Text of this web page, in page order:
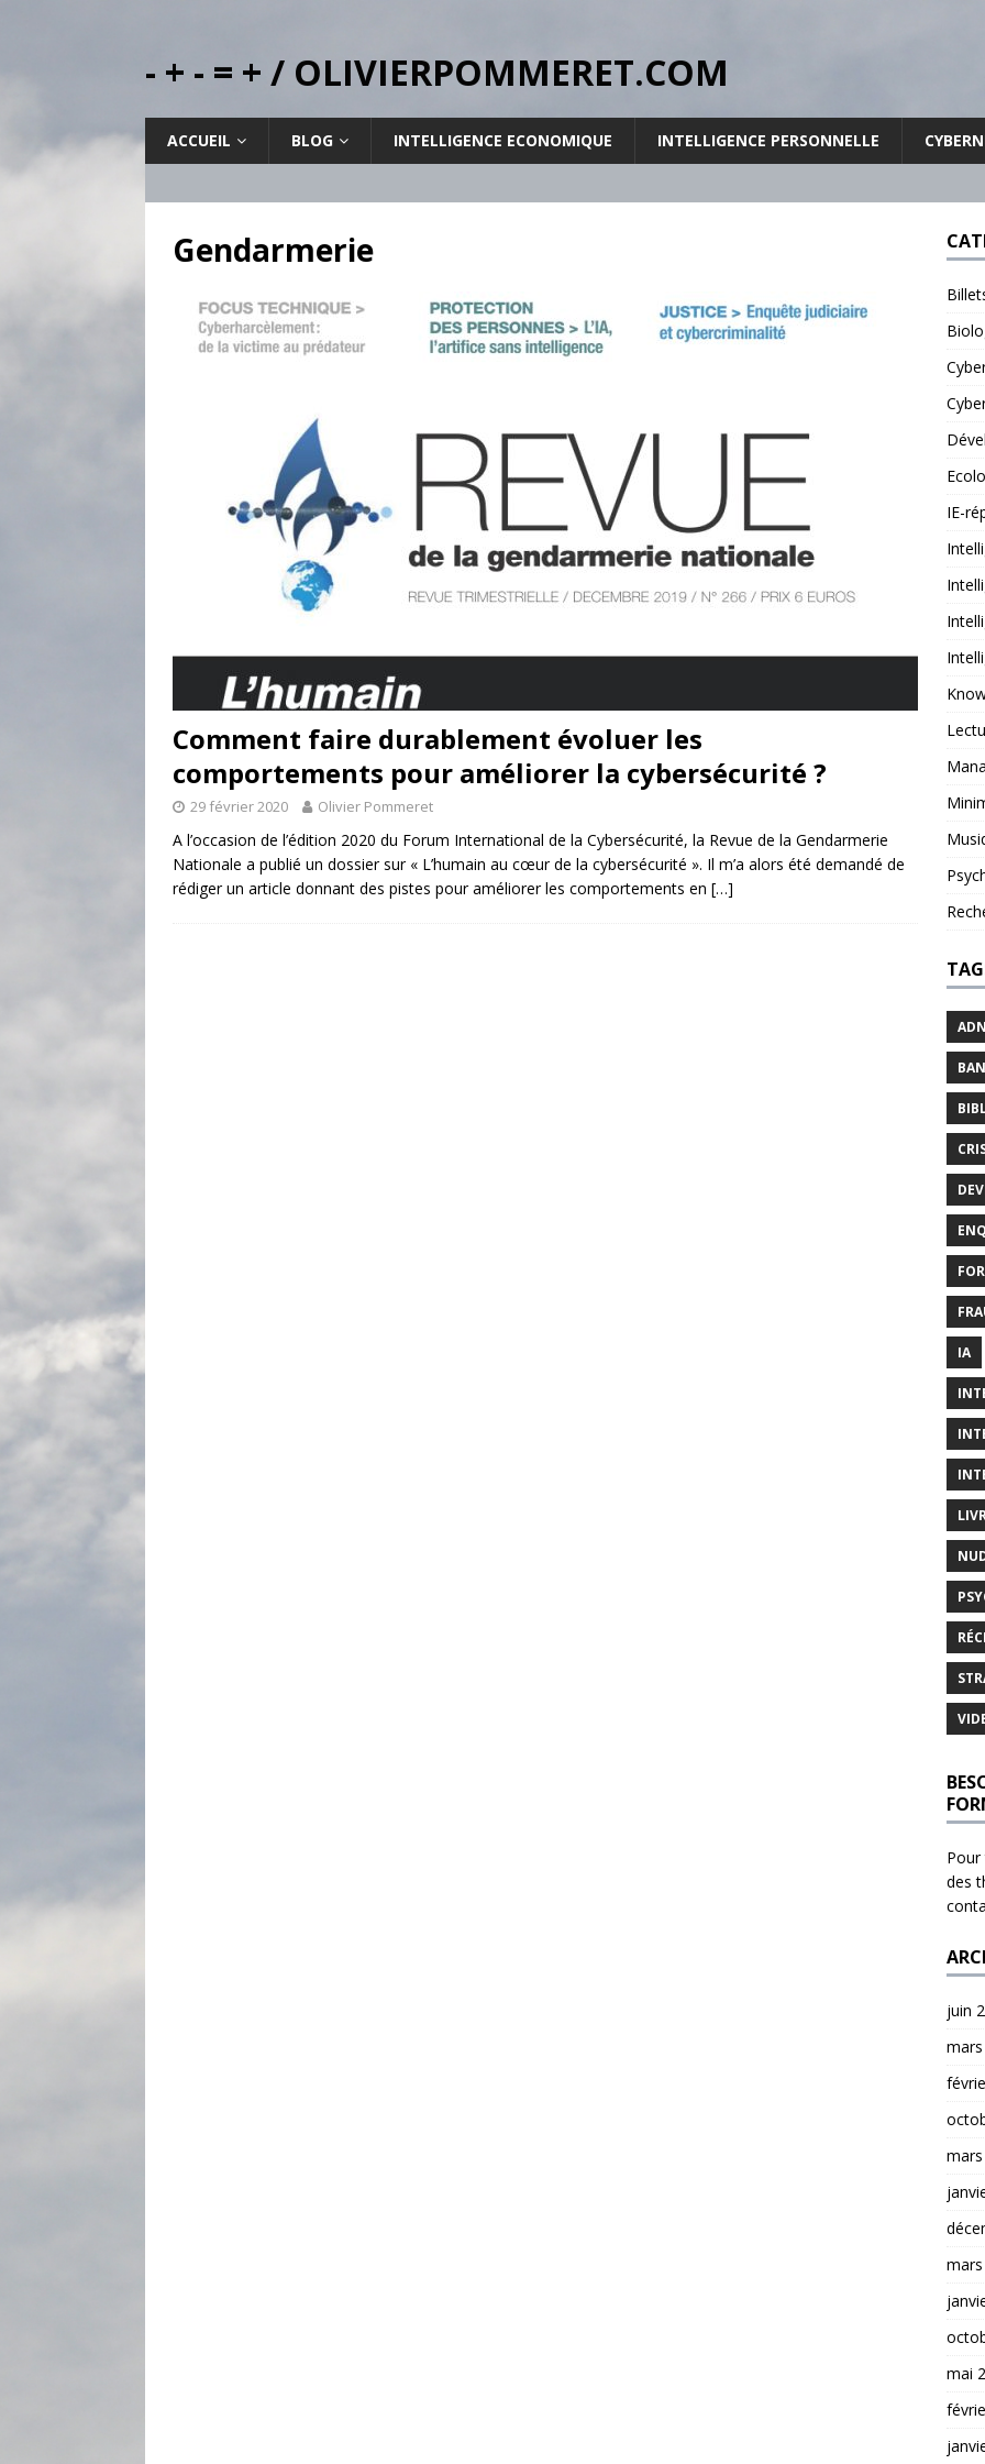
- + - = + / OLIVIERPOMMERET.COM
ACCUEIL BLOG INTELLIGENCE ECONOMIQUE INTELLIGENCE PERSONNELLE
Gendarmerie
Comment faire durablement évoluer les
comportements pour améliorer la cybersécurité ?
29 février 2020 Olivier Pommeret
A l’occasion de l’édition 2020 du Forum International de la Cybersécurité, la Revue de la Gendarmerie
Nationale a publié un dossier sur « L’humain au cœur de la cybersécurité ». Il m’a alors été demandé de
rédiger un article donnant des pistes pour améliorer les comportements en […]
IE-
ADN
IA
des
juin
mars
mai